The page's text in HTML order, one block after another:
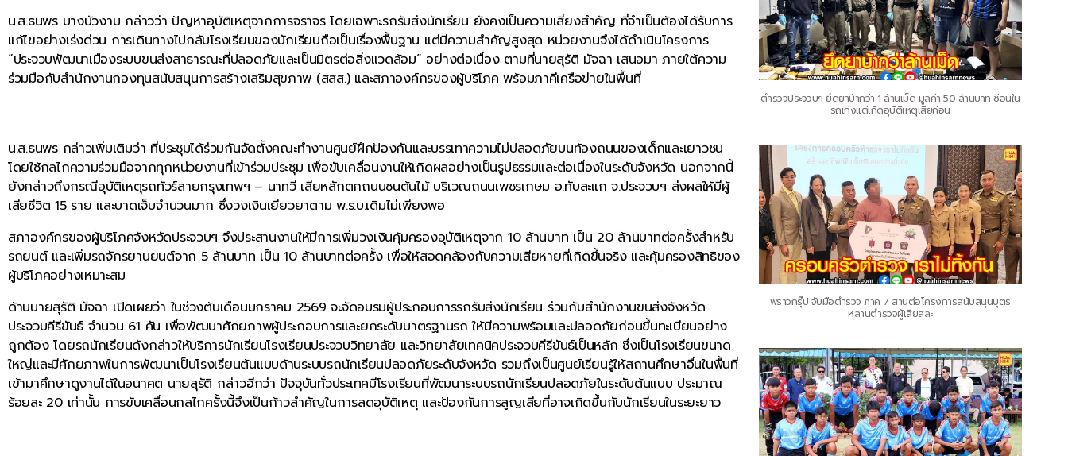
น.ส.ธนพร บางบัวงาม กล่าวว่า ปัญหาอุบัติเหตุจากการจราจร โดยเฉพาะรถรับส่งนักเรียน ยังคงเป็นความเสี่ยงสำคัญ ที่จำเป็นต้องได้รับการ
แก้ไขอย่างเร่งด่วน การเดินทางไปกลับโรงเรียนของนักเรียนถือเป็นเรื่องพื้นฐาน แต่มีความสำคัญสูงสุด หน่วยงานจึงได้ดำเนินโครงการ
“ประจวบพัฒนาเมืองระบบขนส่งสาธารณะที่ปลอดภัยและเป็นมิตรต่อสิ่งแวดล้อม” อย่างต่อเนื่อง ตามที่นายสุรัติ มัจฉา เสนอมา ภายใต้ความ
ร่วมมือกับสำนักงานกองทุนสนับสนุนการสร้างเสริมสุขภาพ (สสส.) และสภาองค์กรของผู้บริโภค พร้อมภาคีเครือข่ายในพื้นที่
น.ส.ธนพร กล่าวเพิ่มเติมว่า ที่ประชุมได้ร่วมกันจัดตั้งคณะทำงานศูนย์ฝึกป้องกันและบรรเทาความไม่ปลอดภัยบนท้องถนนของเด็กและเยาวชน
โดยใช้กลไกความร่วมมือจากทุกหน่วยงานที่เข้าร่วมประชุม เพื่อขับเคลื่อนงานให้เกิดผลอย่างเป็นรูปธรรมและต่อเนื่องในระดับจังหวัด นอกจากนี้
ยังกล่าวถึงกรณีอุบัติเหตุรถทัวร์สายกรุงเทพฯ – นาทวี เสียหลักตกถนนชนต้นไม้ บริเวณถนนเพชรเกษม อ.ทับสะแก จ.ประจวบฯ ส่งผลให้มีผู้
เสียชีวิต 15 ราย และบาดเจ็บจำนวนมาก ซึ่งวงเงินเยียวยาตาม พ.ร.บ.เดิมไม่เพียงพอ
สภาองค์กรของผู้บริโภคจังหวัดประจวบฯ จึงประสานงานให้มีการเพิ่มวงเงินคุ้มครองอุบัติเหตุจาก 10 ล้านบาท เป็น 20 ล้านบาทต่อครั้งสำหรับ
รถยนต์ และเพิ่มรถจักรยานยนต์จาก 5 ล้านบาท เป็น 10 ล้านบาทต่อครั้ง เพื่อให้สอดคล้องกับความเสียหายที่เกิดขึ้นจริง และคุ้มครองสิทธิของ
ผู้บริโภคอย่างเหมาะสม
ด้านนายสุรัติ มัจฉา เปิดเผยว่า ในช่วงต้นเดือนมกราคม 2569 จะจัดอบรมผู้ประกอบการรถรับส่งนักเรียน ร่วมกับสำนักงานขนส่งจังหวัด
ประจวบคีรีขันธ์ จำนวน 61 คัน เพื่อพัฒนาศักยภาพผู้ประกอบการและยกระดับมาตรฐานรถ ให้มีความพร้อมและปลอดภัยก่อนขึ้นทะเบียนอย่าง
ถูกต้อง โดยรถนักเรียนดังกล่าวให้บริการนักเรียนโรงเรียนประจวบวิทยาลัย และวิทยาลัยเทคนิคประจวบคีรีขันธ์เป็นหลัก ซึ่งเป็นโรงเรียนขนาด
ใหญ่และมีศักยภาพในการพัฒนาเป็นโรงเรียนต้นแบบด้านระบบรถนักเรียนปลอดภัยระดับจังหวัด รวมถึงเป็นศูนย์เรียนรู้ให้สถานศึกษาอื่นในพื้นที่
เข้ามาศึกษาดูงานได้ในอนาคต นายสุรัติ กล่าวอีกว่า ปัจจุบันทั่วประเทศมีโรงเรียนที่พัฒนาระบบรถนักเรียนปลอดภัยในระดับต้นแบบ ประมาณ
ร้อยละ 20 เท่านั้น การขับเคลื่อนกลไกครั้งนี้จึงเป็นก้าวสำคัญในการลดอุบัติเหตุ และป้องกันการสูญเสียที่อาจเกิดขึ้นกับนักเรียนในระยะยาว
ตำรวจประจวบฯ ยึดยาบ้ากว่า 1 ล้านเม็ด มูลค่า 50 ล้านบาท ซ่อนใน
รถเก๋งแต่เกิดอุบัติเหตุเสียก่อน
พราวกรุ๊ป จับมือตำรวจ ภาค 7 สานต่อโครงการสนับสนุนบุตร
หลานตำรวจผู้เสียสละ